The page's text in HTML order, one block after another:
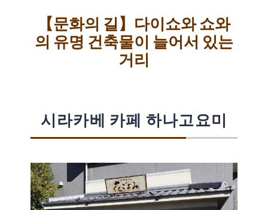
【문화의 길】다이쇼와 쇼와
의 유명 건축물이 늘어서 있는
거리
시라카베 카페 하나고요미